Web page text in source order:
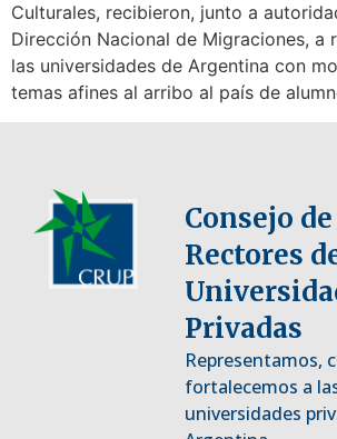
Culturales, recibieron, junto a
Dirección Nacional de Migraciones, a
las universidades de Argentina con
temas afines al arribo al país de
Consejo de
Rectores
Privadas
Representamos,
fortalecemos a
universidades